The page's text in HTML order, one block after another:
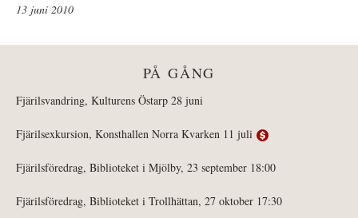
13 juni 2010
PÅ GÅNG
Fjärilsvandring, Kulturens Östarp 28 juni
Fjärilsexkursion, Konsthallen Norra Kvarken 11 juli
Fjärilsföredrag, Biblioteket i Mjölby, 23 september 18:00
Fjärilsföredrag, Biblioteket i Trollhättan, 27 oktober 17:30